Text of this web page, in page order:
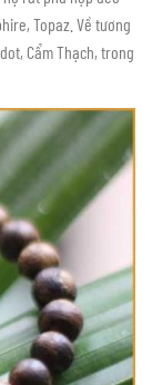
Topaz. Về tương
Cẩm Thạch, trong